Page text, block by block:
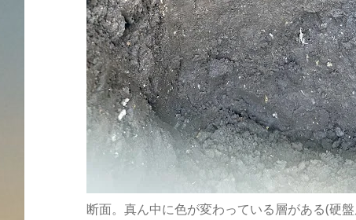
断面。真ん中に色が変わっている層がある(硬